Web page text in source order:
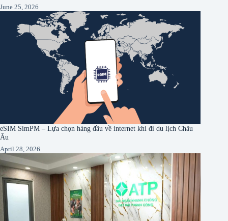
June 25, 2026
eSIM SimPM – Lựa chọn hàng đầu về internet khi đi du lịch Châu
Âu
April 28, 2026